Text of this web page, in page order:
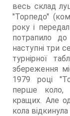
весь склад
"Торпедо"
року і
потрапило
наступні три
турнірної
збереження
1979 році
перше коло,
кращих. Але
кола